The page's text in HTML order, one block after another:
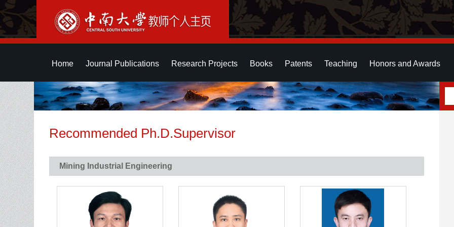
Home Journal Publications Research Projects Books Patents Teaching Honors and Awards
Recommended Ph.D.Supervisor
Mining Industrial Engineering